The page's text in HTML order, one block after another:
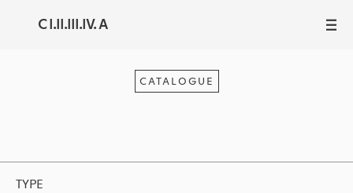
C I.II.III.IV. A III
CATALOGUE
TYPE